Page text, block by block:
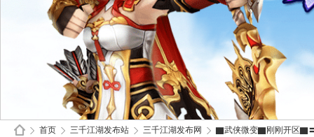
首页 三千江湖发布站 三千江湖发布网 ▇武侠微变▇刚刚开区▇〓